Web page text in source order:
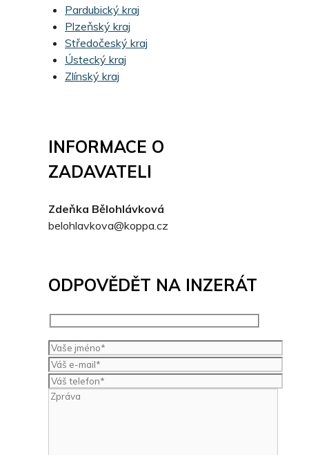
Pardubický kraj
Plzeňský kraj
Středočeský kraj
Ústecký kraj
Zlínský kraj
INFORMACE O
ZADAVATELI
Zdeňka Bělohlávková
belohlavkova@koppa.cz
ODPOVĚDĚT NA INZERÁT